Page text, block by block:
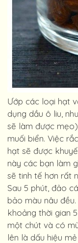
Ướp các loại hạt
dụng dầu ô liu,
sẽ làm được
muối biển. Việc
hạt sẽ được
này các bạn làm
sẽ tinh tế hơn rất
Sau 5 phút, đảo
bảo màu nâu
khoảng thời gian
một chút và có
lên là dấu hiệu